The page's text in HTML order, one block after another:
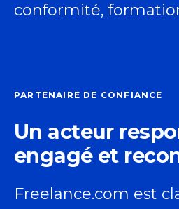
conformité,
PARTENAIRE DE CONFIANCE
Un acteur
engagé et
Freelance.com est